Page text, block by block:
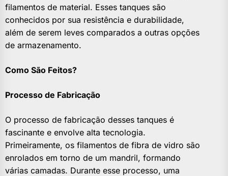
filamentos de material. Esses tanques são
conhecidos por sua resistência e durabilidade,
além de serem leves comparados a outras opções
de armazenamento.
Como São Feitos?
Processo de Fabricação
O processo de fabricação desses tanques é
fascinante e envolve alta tecnologia.
Primeiramente, os filamentos de fibra de vidro são
enrolados em torno de um mandril, formando
várias camadas. Durante esse processo, uma